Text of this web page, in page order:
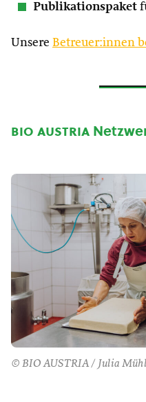
Publikationspaket
Unsere Betreuer:innen
bio austria
© BIO AUSTRIA / Julia